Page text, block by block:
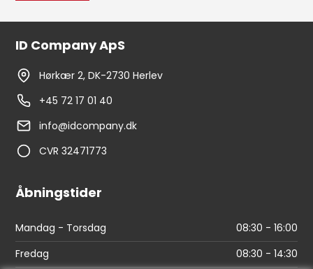
ID Company ApS
Hørkær 2, DK-2730 Herlev
+45 72 17 01 40
info@idcompany.dk
CVR 32471773
Åbningstider
Mandag - Torsdag
08:30 - 16:00
Fredag
08:30 - 14:30